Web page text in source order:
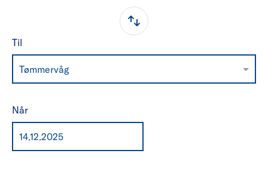
Til
Tømmervåg
Når